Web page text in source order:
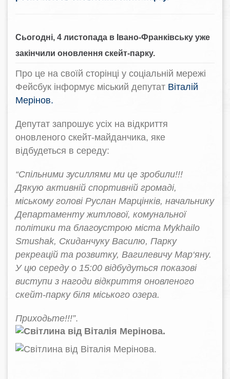
Сьогодні, 4 листопада в Івано-Франківську уже
закінчили оновлення скейт-парку.
Про це на своїй сторінці у соціальній мережі
Фейсбук інформує міський депутат Віталій
Мерінов.
Депутат запрошує усіх на відкриття
оновленого скейт-майданчика, яке
відбудеться в середу:
“Спільними зусиллями ми це зробили!!!
Дякую активній спортивній громаді,
міському голові Руслан Марцінків, начальнику
Департаменту житлової, комунальної
політики та благоустрою міста Mykhailo
Smushak, Скиданчуку Василю, Парку
рекреацій та розвитку, Вагилевичу Мар‘яну.
У цю середу о 15:00 відбудуться показові
виступи з нагоди відкриття оновленого
скейт-парку біля міського озера.
Приходьте!!!”.